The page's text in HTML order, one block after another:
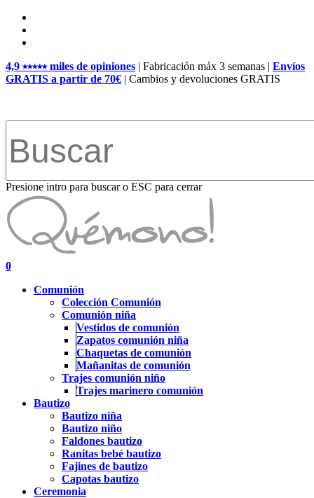
Skip
main
4,9 ⭑⭑⭑⭑⭑ miles de opiniones | Fabricación máx 3 semanas | Envíos
GRATIS a partir de 70€ | Cambios y devoluciones GRATIS
Presione intro para buscar o ESC para cerrar
Close
Search
search
account
0
Comunión
Colección Comunión
Comunión niña
Vestidos de comunión
Zapatos comunión niña
Chaquetas de comunión
Mañanitas de comunión
Trajes comunión niño
Trajes marinero comunión
Bautizo
Bautizo niña
Bautizo niño
Faldones bautizo
Ranitas bebé bautizo
Fajines de bautizo
Capotas bautizo
Ceremonia